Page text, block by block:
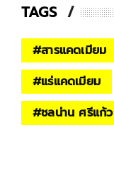
TAGS
#สารแคดเมียม
#แร่แคดเมียม
#ชลน่าน ศรีแก้ว